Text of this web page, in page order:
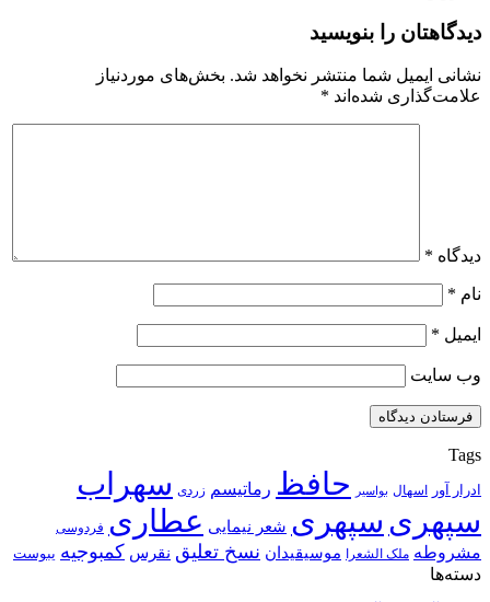
دیدگاهتان را بنویسید
نشانی ایمیل شما منتشر نخواهد شد. بخش‌های موردنیاز
علامت‌گذاری شده‌اند *
دیدگاه *
نام *
ایمیل *
وب‌ سایت
Tags
ادرار آور اسهال بواسیر حافظ رماتیسم زردی سهراب
سپهری سپهری شعر نیمایی عطاری فردوسی
مشروطه ملک الشعرا موسیقیدان نسخ تعلیق نقرس کمبوجیه یبوست
دسته‌ها